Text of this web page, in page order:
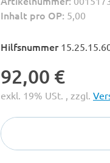
Inhalt pro OP: 5,00
Hilfsnummer
92,00 €
exkl. 19% USt. , zzgl.